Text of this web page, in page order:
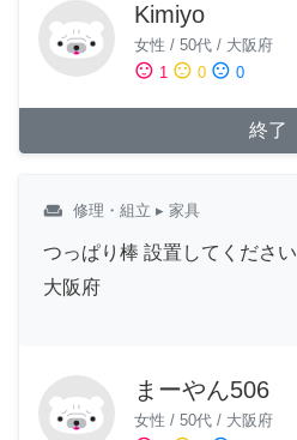
Kimiyo
女性 / 50代 / 大阪府
sentiment_satisfied 1 sentiment_neutral 0 sentiment_dissatisfied 0
終了
weekend 修理・組立 ▸ 家具
つっぱり棒 設置してください
大阪府
まーやん506
女性 / 50代 / 大阪府